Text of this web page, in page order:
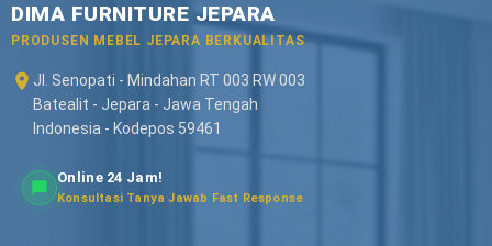
DIMA FURNITURE JEPARA
PRODUSEN MEBEL JEPARA BERKUALITAS
Jl. Senopati - Mindahan RT 003 RW 003
Batealit - Jepara - Jawa Tengah
Indonesia - Kodepos 59461
Online 24 Jam!
Konsultasi Tanya Jawab Fast Response